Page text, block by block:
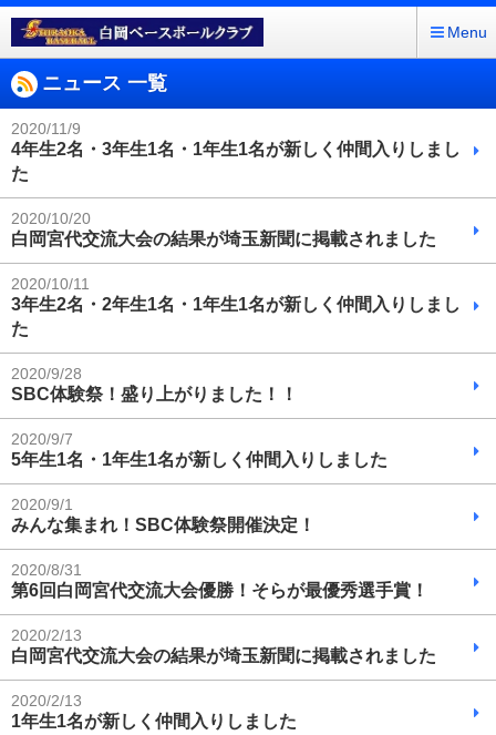
Menu
ニュース 一覧
2020/11/9
4年生2名・3年生1名・1年生1名が新しく仲間入りしまし
た
2020/10/20
白岡宮代交流大会の結果が埼玉新聞に掲載されました
2020/10/11
3年生2名・2年生1名・1年生1名が新しく仲間入りしまし
た
2020/9/28
SBC体験祭！盛り上がりました！！
2020/9/7
5年生1名・1年生1名が新しく仲間入りしました
2020/9/1
みんな集まれ！SBC体験祭開催決定！
2020/8/31
第6回白岡宮代交流大会優勝！そらが最優秀選手賞！
2020/2/13
白岡宮代交流大会の結果が埼玉新聞に掲載されました
2020/2/13
1年生1名が新しく仲間入りしました